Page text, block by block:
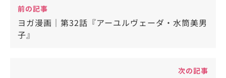
前の記事
ヨガ漫画｜第32話『アーユルヴェーダ・水筒美男
子』
次の記事